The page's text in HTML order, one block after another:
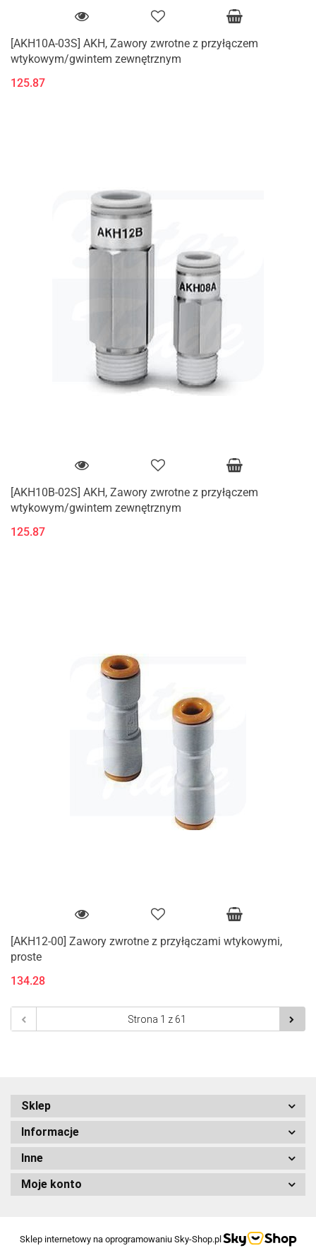
[AKH10A-03S] AKH, Zawory zwrotne z przyłączem
wtykowym/gwintem zewnętrznym
125.87
[AKH10B-02S] AKH, Zawory zwrotne z przyłączem
wtykowym/gwintem zewnętrznym
125.87
[AKH12-00] Zawory zwrotne z przyłączami wtykowymi,
proste
134.28
Sklep
Informacje
Inne
Moje konto
Sklep internetowy na oprogramowaniu Sky-Shop.pl